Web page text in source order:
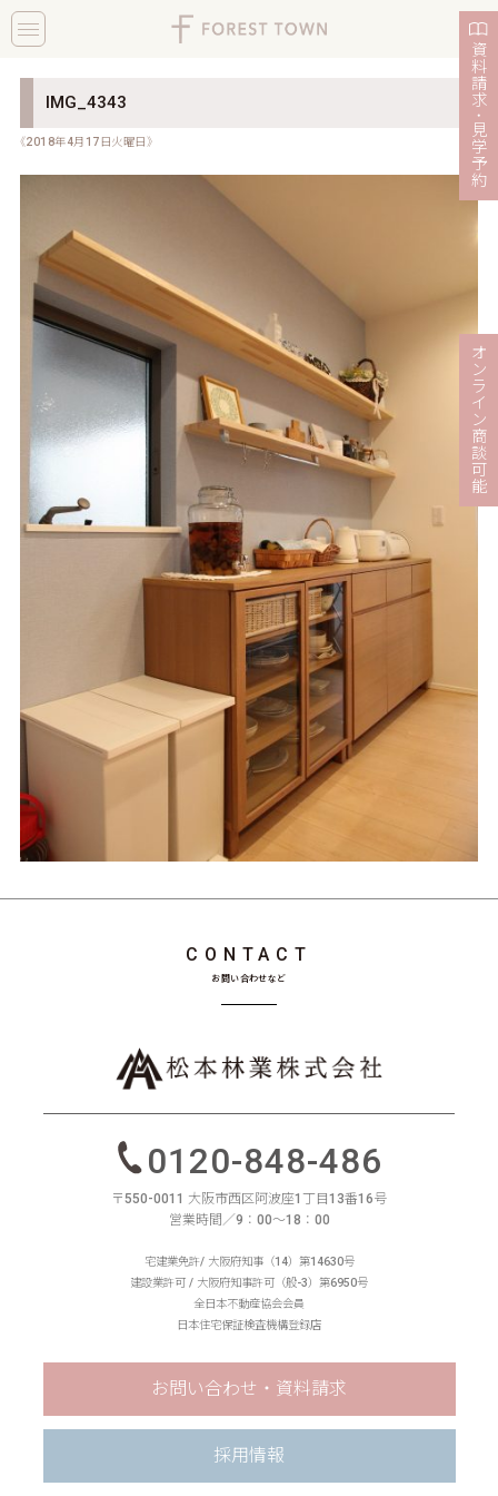
toggle
navigation
IMG_4343
《2018年4月17日火曜日》
CONTACT
お問い合わせなど
0120-848-486
〒550-0011 大阪市西区阿波座1丁目13番16号
営業時間／9：00〜18：00
宅建業免許/ 大阪府知事（14）第14630号
建設業許可 / 大阪府知事許可（般-3）第6950号
全日本不動産協会会員
日本住宅保証検査機構登録店
お問い合わせ・資料請求
採用情報
資
料
請
求
・
見
学
予
約
オ
ン
ラ
イ
ン
商
談
可
能